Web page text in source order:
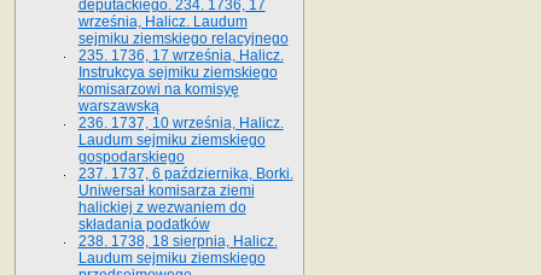
deputackiego. 234. 1736, 17
września, Halicz. Laudum
sejmiku ziemskiego relacyjnego
235. 1736, 17 września, Halicz.
Instrukcya sejmiku ziemskiego
komisarzowi na komisyę
warszawską
236. 1737, 10 września, Halicz.
Laudum sejmiku ziemskiego
gospodarskiego
237. 1737, 6 października, Borki.
Uniwersał komisarza ziemi
halickiej z wezwaniem do
składania podatków
238. 1738, 18 sierpnia, Halicz.
Laudum sejmiku ziemskiego